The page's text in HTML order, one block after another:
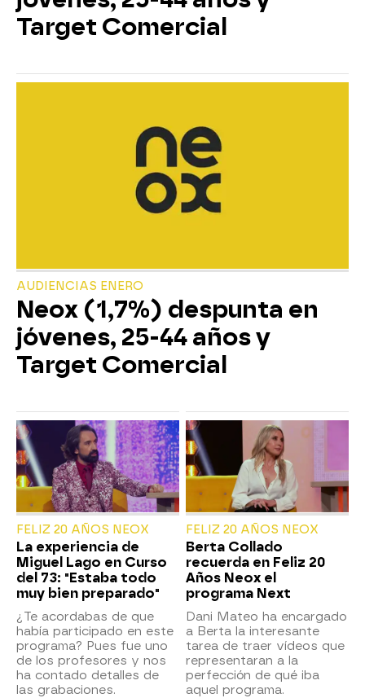
Target Comercial
AUDIENCIAS ENERO
Neox (1,7%) despunta en
jóvenes, 25-44 años y
Target Comercial
FELIZ 20 AÑOS NEOX
La experiencia de
Miguel Lago en Curso
del 73: "Estaba todo
muy bien preparado"
¿Te acordabas de que
había participado en este
programa? Pues fue uno
de los profesores y nos
ha contado detalles de
las grabaciones.
FELIZ 20 AÑOS NEOX
Berta Collado
recuerda en Feliz 20
Años Neox el
programa Next
Dani Mateo ha encargado
a Berta la interesante
tarea de traer vídeos que
representaran a la
perfección de qué iba
aquel programa.